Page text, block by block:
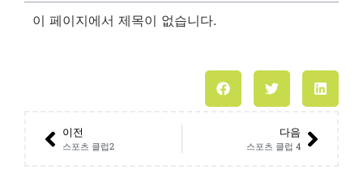
이 페이지에서 제목이 없습니다.
이전
스포츠 클럽2
다음
스포츠 클럽 4